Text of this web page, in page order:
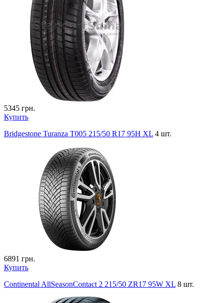
5345 грн.
Купить
Bridgestone Turanza T005 215/50 R17 95H XL 4 шт.
6891 грн.
Купить
Continental AllSeasonContact 2 215/50 ZR17 95W XL 8 шт.